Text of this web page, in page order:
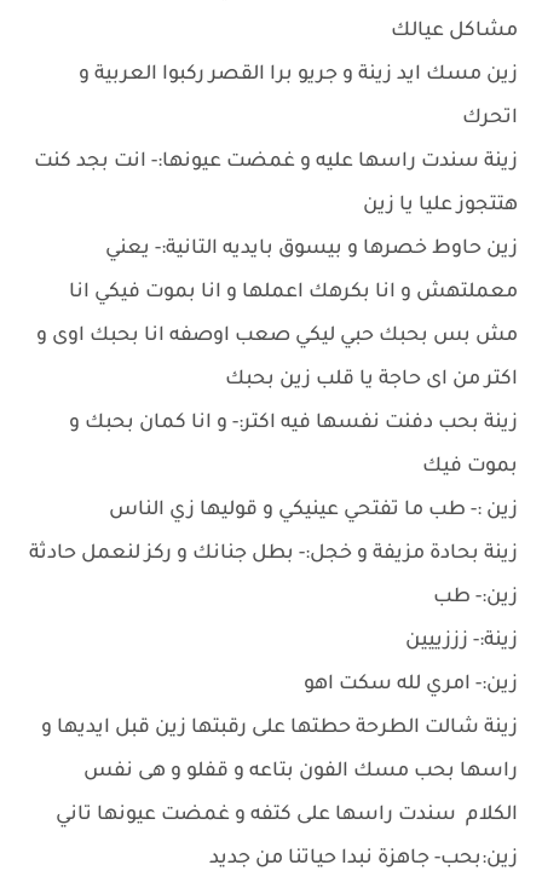
مشاكل عيالك
زين مسك ايد زينة و جريو برا القصر ركبوا العربية و
اتحرك
زينة سندت راسها عليه و غمضت عيونها:- انت بجد كنت
هتتجوز عليا يا زين
زين حاوط خصرها و بيسوق بايديه التانية:- يعني
معملتهش و انا بكرهك اعملها و انا بموت فيكي انا
مش بس بحبك حبي ليكي صعب اوصفه انا بحبك اوى و
اكتر من اى حاجة يا قلب زين بحبك
زينة بحب دفنت نفسها فيه اكتر:- و انا كمان بحبك و
بموت فيك
زين :- طب ما تفتحي عينيكي و قوليها زي الناس
زينة بحادة مزيفة و خجل:- بطل جنانك و ركز لنعمل حادثة
زين:- طب
زينة:- زززييين
زين:- امري لله سكت اهو
زينة شالت الطرحة حطتها على رقبتها زين قبل ايديها و
راسها بحب مسك الفون بتاعه و قفلو و هى نفس
الكلام سندت راسها على كتفه و غمضت عيونها تاني
زين:بحب- جاهزة نبدا حياتنا من جديد